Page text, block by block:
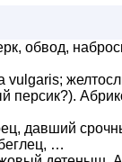
обвод,
давший
…